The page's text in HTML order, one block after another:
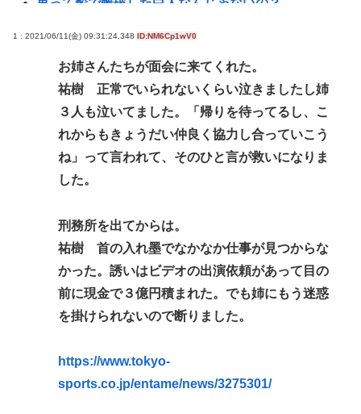
鬼って船で難破した白人なんじゃないの？
見たら不愉快になる。この責任をどうとるんだ」
【悲報】立ちんぼJK、カメラで撮られて発狂
「ビールと水を交互に飲まないと倒れるグラス」発
売 適正飲酒を施す #酒
援」の思い出🥺
【土用丑の日に食中毒】ドン・キホーテ出店の露店
で「うなぎの蒲焼」食べ14人が発熱や下痢
おまえらが今までに使った事がある【ズル休み】の
理由
た」ってセリフあるけど、どんな自殺方法だった
の？
1 : 2021/06/11(金) 09:31:24.348 ID:NM6Cp1wV0
お姉さんたちが面会に来てくれた。
祐樹 正常でいられないくらい泣きましたし姉
３人も泣いてました。「帰りを待ってるし、こ
れからもきょうだい仲良く協力し合っていこう
ね」って言われて、そのひと言が救いになりま
した。
刑務所を出てからは。
祐樹 首の入れ墨でなかなか仕事が見つからな
かった。誘いはビデオの出演依頼があって目の
前に現金で３億円積まれた。でも姉にもう迷惑
を掛けられないので断りました。
https://www.tokyo-
sports.co.jp/entame/news/3275301/